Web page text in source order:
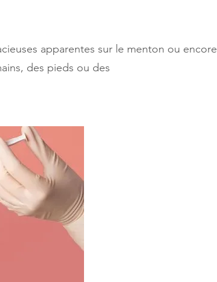
apparentes sur le menton ou encore
des pieds ou des